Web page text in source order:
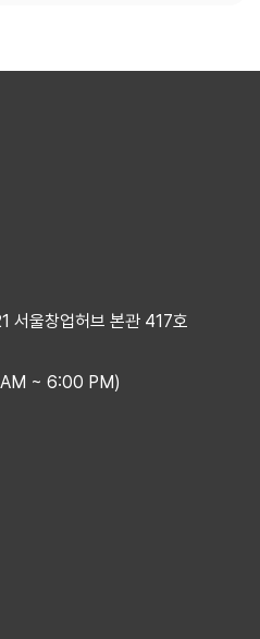
서울창업허브 본관 417호
~ 6:00 PM)